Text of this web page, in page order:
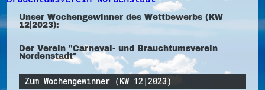
Unser Wochengewinner des Wettbewerbs (KW
12|2023):
Der Verein "Carneval- und Brauchtumsverein
Nordenstadt"
Zum Wochengewinner (KW 12|2023)